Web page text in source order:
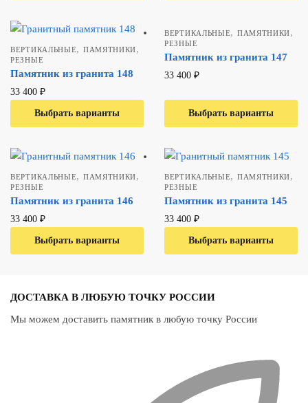
ВЕРТИКАЛЬНЫЕ, ПАМЯТНИКИ,
РЕЗНЫЕ
Памятник из гранита 148
33 400 ₽
В один клик
Выбрать варианты
ВЕРТИКАЛЬНЫЕ, ПАМЯТНИКИ,
РЕЗНЫЕ
Памятник из гранита 147
33 400 ₽
В один клик
Выбрать варианты
ВЕРТИКАЛЬНЫЕ, ПАМЯТНИКИ,
РЕЗНЫЕ
Памятник из гранита 146
33 400 ₽
В один клик
Выбрать варианты
ВЕРТИКАЛЬНЫЕ, ПАМЯТНИКИ,
РЕЗНЫЕ
Памятник из гранита 145
33 400 ₽
В один клик
Выбрать варианты
ДОСТАВКА В ЛЮБУЮ ТОЧКУ РОССИИ
Мы можем доставить памятник в любую точку России